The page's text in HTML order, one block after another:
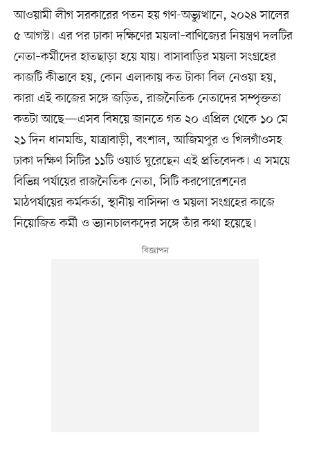
আওয়ামী লীগ সরকারের পতন হয় গণ-অভ্যুত্থানে, ২০২৪ সালের
৫ আগস্ট। এর পর ঢাকা দক্ষিণের ময়লা–বাণিজ্যের নিয়ন্ত্রণ দলটির
নেতা–কর্মীদের হাতছাড়া হয়ে যায়। বাসাবাড়ির ময়লা সংগ্রহের
কাজটি কীভাবে হয়, কোন এলাকায় কত টাকা বিল নেওয়া হয়,
কারা এই কাজের সঙ্গে জড়িত, রাজনৈতিক নেতাদের সম্পৃক্ততা
কতটা আছে—এসব বিষয়ে জানতে গত ২০ এপ্রিল থেকে ১০ মে
২১ দিন ধানমন্ডি, যাত্রাবাড়ী, বংশাল, আজিমপুর ও খিলগাঁওসহ
ঢাকা দক্ষিণ সিটির ১১টি ওয়ার্ড ঘুরেছেন এই প্রতিবেদক। এ সময়ে
বিভিন্ন পর্যায়ের রাজনৈতিক নেতা, সিটি করপোরেশনের
মাঠপর্যায়ের কর্মকর্তা, স্থানীয় বাসিন্দা ও ময়লা সংগ্রহের কাজে
নিয়োজিত কর্মী ও ভ্যানচালকদের সঙ্গে তাঁর কথা হয়েছে।